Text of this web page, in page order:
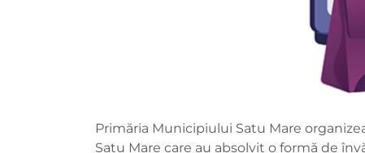
Primăria Municipiului Satu Mare
Satu Mare care au absolvit o formă de